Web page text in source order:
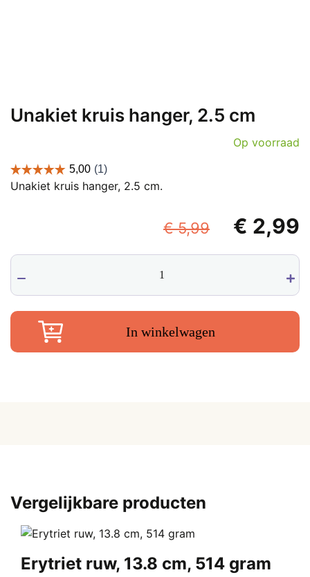
Unakiet kruis hanger, 2.5 cm
Op voorraad
Unakiet kruis hanger, 2.5 cm.
€5,99
€ 5,99.
€ 2,99
Unakiet
kruis
hanger,
2.5
aantal
In winkelwagen
Vergelijkbare producten
Erytriet ruw, 13.8 cm, 514 gram